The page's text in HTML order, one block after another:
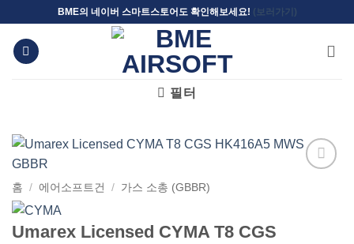
content
BME의 네이버 스마트스토어도 확인해보세요! (보러가기)
필터
홈 / 에어소프트건 / 가스 소총 (GBBR)
Umarex Licensed CYMA T8 CGS